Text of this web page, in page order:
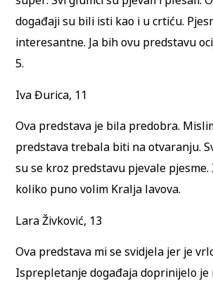
događaji su bili isti kao i u crtiću.
interesantne. Ja bih ovu predstavu
5.
Iva Đurica, 11
Ova predstava je bila predobra.
predstava trebala biti na otvaranju.
su se kroz predstavu pjevale
koliko puno volim Kralja lavova.
Lara Živković, 13
Ova predstava mi se svidjela jer je
Isprepletanje događaja doprinijelo je